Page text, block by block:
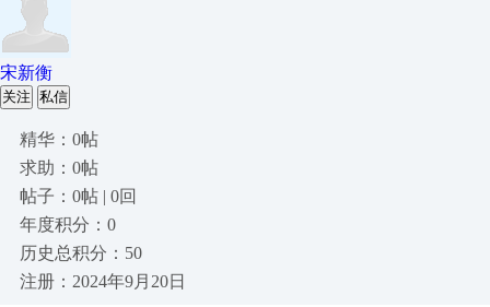
宋新衡
关注 私信
精华：0帖
求助：0帖
帖子：0帖 | 0回
年度积分：0
历史总积分：50
注册：2024年9月20日